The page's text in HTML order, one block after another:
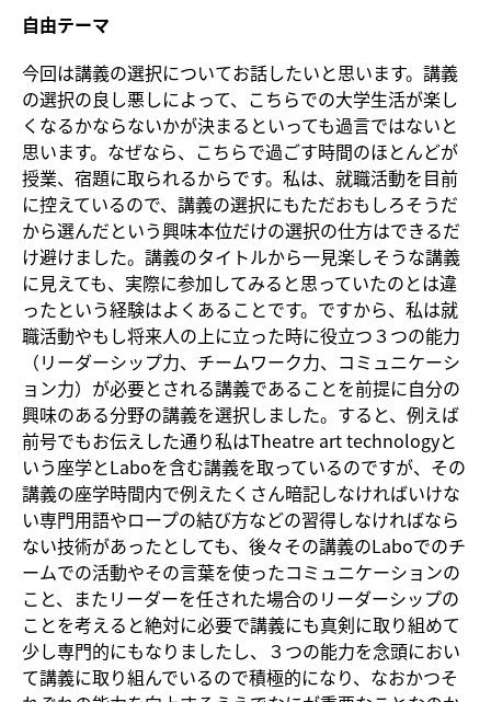
自由テーマ
今回は講義の選択についてお話したいと思います。講義
の選択の良し悪しによって、こちらでの大学生活が楽し
くなるかならないかが決まるといっても過言ではないと
思います。なぜなら、こちらで過ごす時間のほとんどが
授業、宿題に取られるからです。私は、就職活動を目前
に控えているので、講義の選択にもただおもしろそうだ
から選んだという興味本位だけの選択の仕方はできるだ
け避けました。講義のタイトルから一見楽しそうな講義
に見えても、実際に参加してみると思っていたのとは違
ったという経験はよくあることです。ですから、私は就
職活動やもし将来人の上に立った時に役立つ３つの能力
（リーダーシップ力、チームワーク力、コミュニケーシ
ョン力）が必要とされる講義であることを前提に自分の
興味のある分野の講義を選択しました。すると、例えば
前号でもお伝えした通り私はTheatre art technologyと
いう座学とLaboを含む講義を取っているのですが、その
講義の座学時間内で例えたくさん暗記しなければいけな
い専門用語やロープの結び方などの習得しなければなら
ない技術があったとしても、後々その講義のLaboでのチ
ームでの活動やその言葉を使ったコミュニケーションの
こと、またリーダーを任された場合のリーダーシップの
ことを考えると絶対に必要で講義にも真剣に取り組めて
少し専門的にもなりましたし、３つの能力を念頭におい
て講義に取り組んでいるので積極的になり、なおかつそ